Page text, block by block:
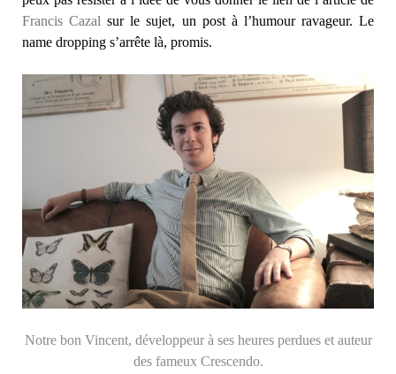
Francis Cazalsur le sujet, un post à l’humour ravageur. Le
name dropping s’arrête là, promis.
Notre bon Vincent, développeur à ses heures perdues et auteur
des fameux Crescendo.